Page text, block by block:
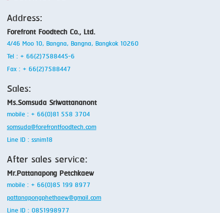
Address:
Forefront Foodtech Co., Ltd.
4/46 Moo 10, Bangna, Bangna, Bangkok 10260
Tel : + 66(2)7588445-6
Fax : + 66(2)7588447
Sales:
Ms.Somsuda Sriwattananont
mobile : + 66(0)81 558 3704
somsuda@forefrontfoodtech.com
Line ID : ssnim18
After sales service:
Mr.Pattanapong Petchkaew
mobile : + 66(0)85 199 8977
pattanapongphethaew@gmail.com
Line ID : 0851998977